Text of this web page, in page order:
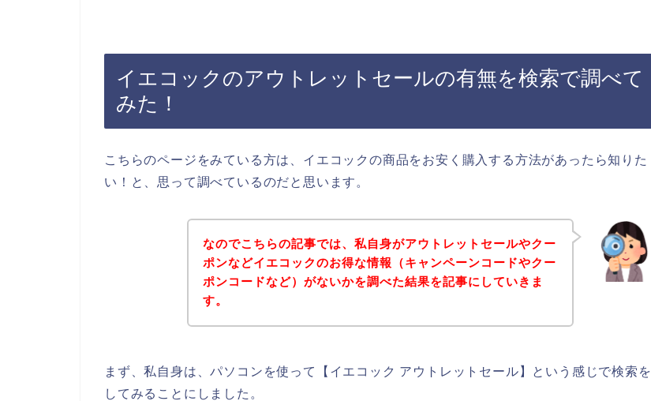
イエコックのアウトレットセールの有無を検索で調べて
みた！
こちらのページをみている方は、イエコックの商品をお安く購入する方法があったら知りた
い！と、思って調べているのだと思います。
なのでこちらの記事では、私自身がアウトレットセールやクー
ポンなどイエコックのお得な情報（キャンペーンコードやクー
ポンコードなど）がないかを調べた結果を記事にしていきま
す。
まず、私自身は、パソコンを使って【イエコック アウトレットセール】という感じで検索を
してみることにしました。